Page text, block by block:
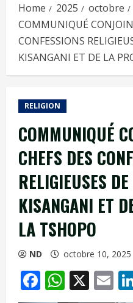
Home 2025 octobre
COMMUNIQUÉ
CONFESSIONS
KISANGANI ET DE LA
RELIGION
COMMUNIQUÉ
CHEFS DES
RELIGIEUSES
KISANGANI ET
LA TSHOPO
ND octobre 10, 2025
Facebook
X